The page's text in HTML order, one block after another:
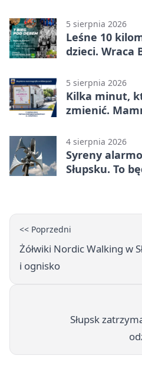
5 sierpnia 2026
Leśne 10
dzieci. Wraca
5 sierpnia 2026
Kilka minut,
zmienić.
4 sierpnia 2026
Syreny
Słupsku. To
<< Poprzedni
Żółwiki Nordic Walking w
i ognisko
Słupsk